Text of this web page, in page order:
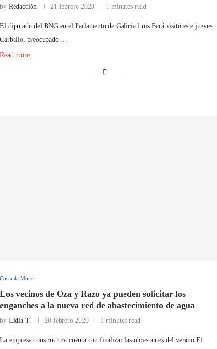
by Redacción 21 febrero 2020 1 minutes read
El diputado del BNG en el Parlamento de Galicia Luis Bará visitó este jueves
Carballo, preocupado …
Read more
Costa da Morte
Los vecinos de Oza y Razo ya pueden solicitar los
enganches a la nueva red de abastecimiento de agua
by Lidia T. 20 febrero 2020 1 minutes read
La empresa constructora cuenta con finalizar las obras antes del verano El